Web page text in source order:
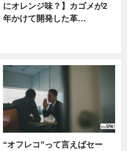
にオレンジ味？】カゴメが2
年かけて開発した革…
“オフレコ”って言えばセー